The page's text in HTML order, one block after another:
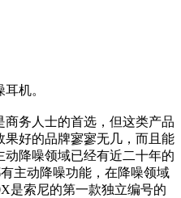
机。
务人士的首选，但这类产品
好的品牌寥寥无几，而且能
降噪领域已经有近二十年的
主动降噪功能，在降噪领域
是索尼的第一款独立编号的